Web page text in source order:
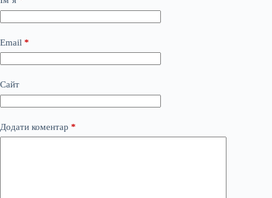
Email *
Сайт
Додати коментар *